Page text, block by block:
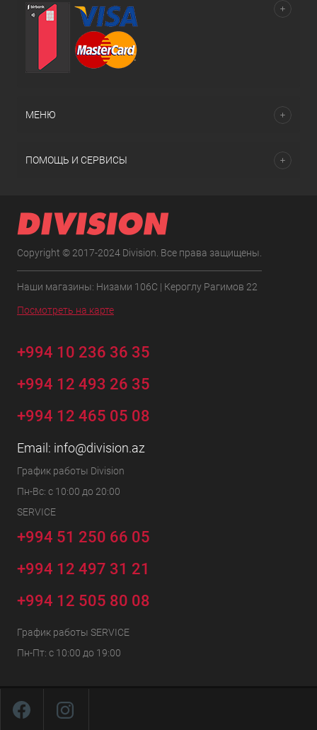
МЕНЮ
ПОМОЩЬ И СЕРВИСЫ
Copyright © 2017-2024 Division. Все права защищены.
Наши магазины: Низами 106C | Кероглу Рагимов 22
Посмотреть на карте
+994 10 236 36 35
+994 12 493 26 35
+994 12 465 05 08
Email: info@division.az
График работы Division
Пн-Вс: с 10:00 до 20:00
SERVICE
+994 51 250 66 05
+994 12 497 31 21
+994 12 505 80 08
График работы SERVICE
Пн-Пт: с 10:00 до 19:00